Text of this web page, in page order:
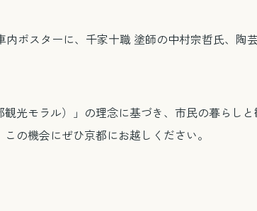
ポスターに、千家十職 塗師の中村宗哲氏、陶
光モラル）」の理念に基づき、市民の暮らし
の機会にぜひ京都にお越しください。